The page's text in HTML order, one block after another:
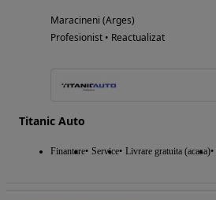
Maracineni (Arges)
Profesionist • Reactualizat
Titanic Auto
Finantare Service Livrare gratuita (acasa)